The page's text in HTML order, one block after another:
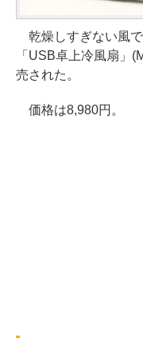
乾燥しすぎない風
「USB卓上冷風扇」
売された。
価格は8,980円。